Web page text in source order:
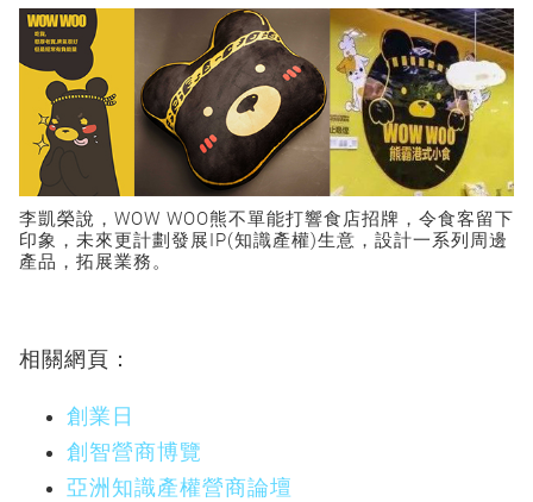
李凱榮說，WOW WOO熊不單能打響食店招牌，令食客留下
印象，未來更計劃發展IP(知識產權)生意，設計一系列周邊
產品，拓展業務。
相關網頁：
創業日
創智營商博覽
亞洲知識產權營商論壇